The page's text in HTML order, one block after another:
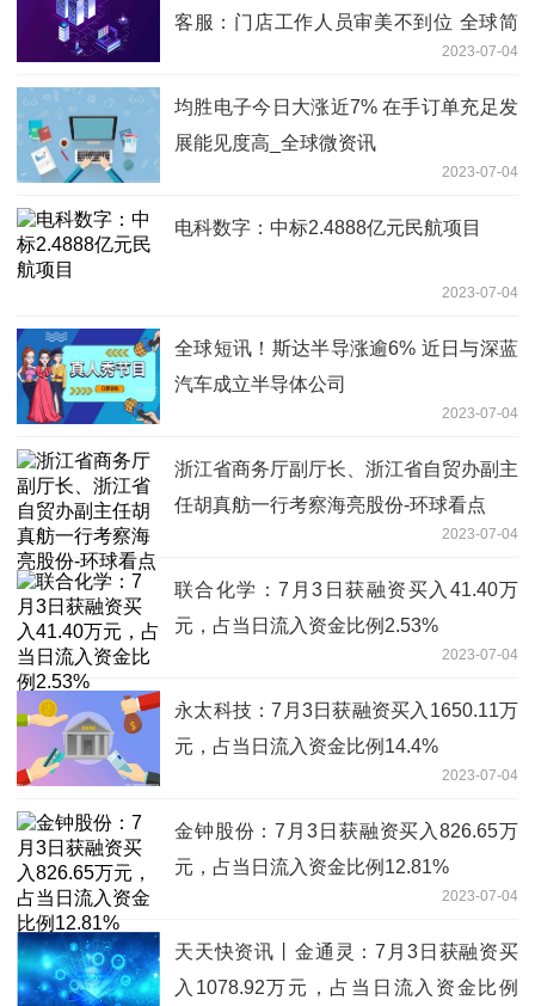
客服：门店工作人员审美不到位 全球简
2023-07-04
均胜电子今日大涨近7% 在手订单充足发
展能见度高_全球微资讯
2023-07-04
电科数字：中标2.4888亿元民航项目
2023-07-04
全球短讯！斯达半导涨逾6% 近日与深蓝
汽车成立半导体公司
2023-07-04
浙江省商务厅副厅长、浙江省自贸办副主
任胡真舫一行考察海亮股份-环球看点
2023-07-04
联合化学：7月3日获融资买入41.40万
元，占当日流入资金比例2.53%
2023-07-04
永太科技：7月3日获融资买入1650.11万
元，占当日流入资金比例14.4%
2023-07-04
金钟股份：7月3日获融资买入826.65万
元，占当日流入资金比例12.81%
2023-07-04
天天快资讯丨金通灵：7月3日获融资买
入1078.92万元，占当日流入资金比例